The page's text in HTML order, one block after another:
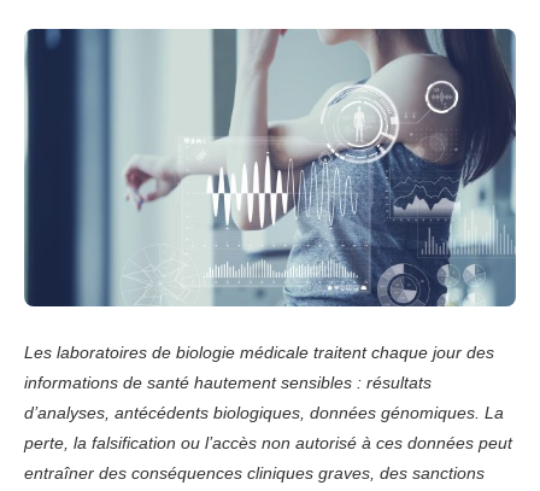
Les laboratoires de biologie médicale traitent chaque jour des
informations de santé hautement sensibles : résultats
d’analyses, antécédents biologiques, données génomiques. La
perte, la falsification ou l’accès non autorisé à ces données peut
entraîner des conséquences cliniques graves, des sanctions